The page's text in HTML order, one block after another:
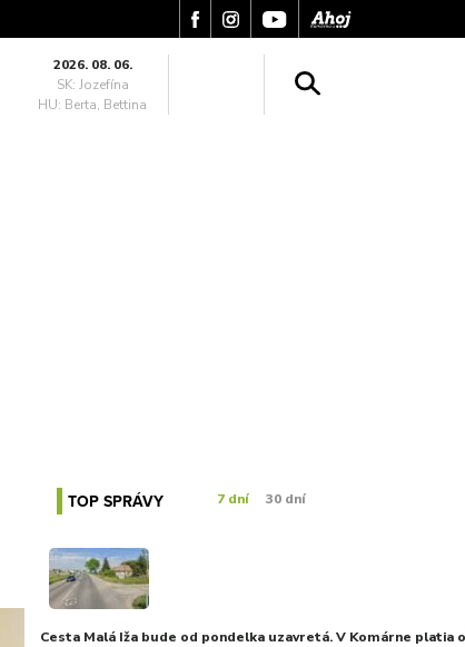
2026. 08. 06.
SK: Jozefína
HU: Berta, Bettina
TOP SPRÁVY 7 dní 30 dní
Cesta Malá Iža bude od pondelka uzavretá. V Komárne platia